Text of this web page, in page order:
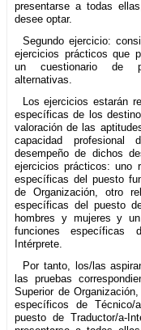
presentarse a todas
desee optar.
Segundo ejercicio:
ejercicios prácticos que
un cuestionario de
alternativas.
Los ejercicios estarán
específicas de los
valoración de las
capacidad
desempeño de dichos
ejercicios prácticos: uno
específicas del puesto
de Organización, otro
específicas del puesto
hombres y mujeres y
funciones específicas
Intérprete.
Por tanto, los/las
las pruebas
Superior de
específicos de
puesto de Traductor/a-